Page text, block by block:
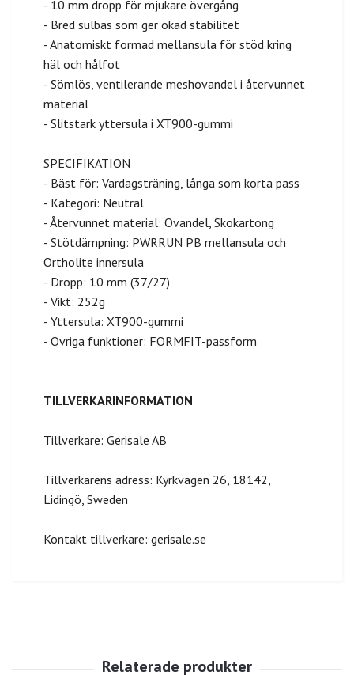
- 10 mm dropp för mjukare övergång
- Bred sulbas som ger ökad stabilitet
- Anatomiskt formad mellansula för stöd kring
häl och hålfot
- Sömlös, ventilerande meshovandel i återvunnet
material
- Slitstark yttersula i XT900-gummi
SPECIFIKATION
- Bäst för: Vardagsträning, långa som korta pass
- Kategori: Neutral
- Återvunnet material: Ovandel, Skokartong
- Stötdämpning: PWRRUN PB mellansula och
Ortholite innersula
- Dropp: 10 mm (37/27)
- Vikt: 252g
- Yttersula: XT900-gummi
- Övriga funktioner: FORMFIT-passform
TILLVERKARINFORMATION
Tillverkare: Gerisale AB
Tillverkarens adress: Kyrkvägen 26, 18142,
Lidingö, Sweden
Kontakt tillverkare: gerisale.se